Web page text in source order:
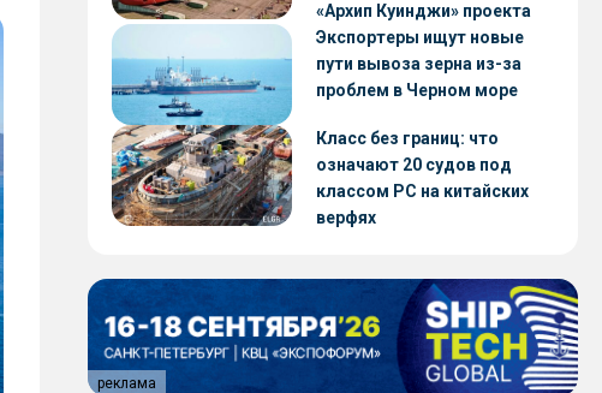
«Архип Куинджи» проекта
RSD59
Экспортеры ищут новые
пути вывоза зерна из-за
проблем в Черном море
Класс без границ: что
означают 20 судов под
классом РС на китайских
верфях
реклама